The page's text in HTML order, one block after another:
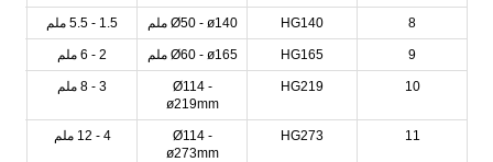
8
HG140 Ø50 - ø140 ملم 1.5 - 5.5 ملم
9
HG165 Ø60 - ø165 ملم 2 - 6 ملم
10
HG219
Ø114 -
ø219mm
3 - 8 ملم
11
HG273
Ø114 -
ø273mm
4 - 12 ملم